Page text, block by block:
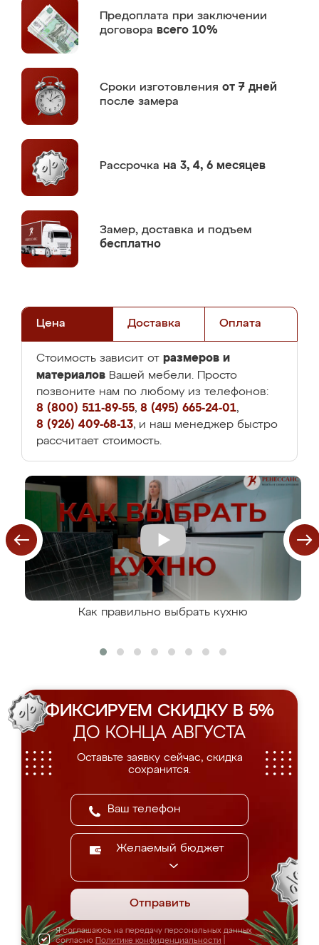
Предоплата при заключении
договора всего 10%
Сроки изготовления от 7 дней
после замера
Рассрочка на 3, 4, 6 месяцев
Замер, доставка и подъем
бесплатно
Цена Доставка Оплата
Стоимость зависит от размеров и
материалов Вашей мебели. Просто
позвоните нам по любому из телефонов:
8 (800) 511-89-55, 8 (495) 665-24-01,
8 (926) 409-68-13, и наш менеджер быстро
рассчитает стоимость.
Как правильно выбрать кухню
ФИКСИРУЕМ СКИДКУ В 5%
ДО КОНЦА АВГУСТА
Оставьте заявку сейчас, скидка
сохранится.
Желаемый бюджет
Отправить
Я соглашаюсь на передачу персональных данных
согласно Политике конфиденциальности